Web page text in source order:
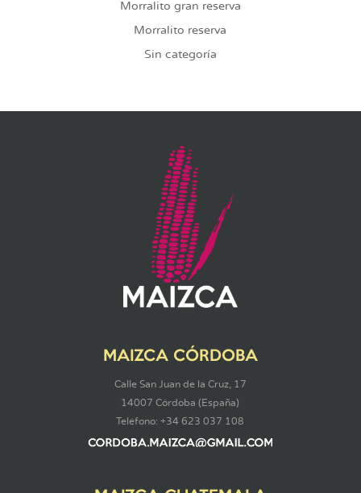
Morralito gran reserva
Morralito reserva
Sin categoría
MAIZCA CÓRDOBA
Calle San Juan de la Cruz, 17
14007 Córdoba (España)
Teléfono: +34 623 037 108